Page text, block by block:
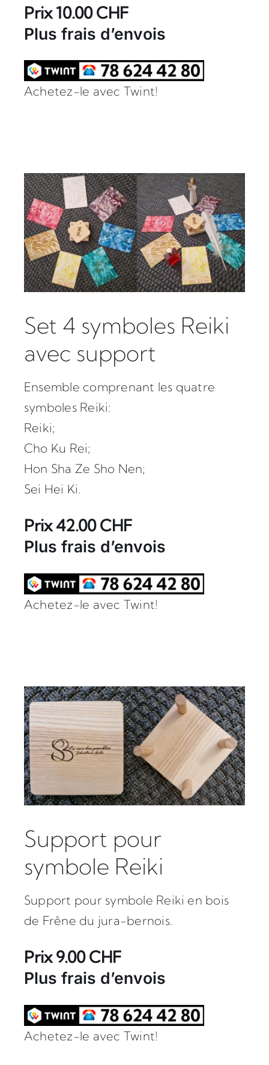
Prix 10.00 CHF
Plus frais d’envois
Achetez-le avec Twint!
Set 4 symboles Reiki
avec support
Ensemble comprenant les quatre
symboles Reiki:
Reiki;
Cho Ku Rei;
Hon Sha Ze Sho Nen;
Sei Hei Ki.
Prix 42.00 CHF
Plus frais d’envois
Achetez-le avec Twint!
Support pour
symbole Reiki
Support pour symbole Reiki en bois
de Frêne du jura-bernois.
Prix 9.00 CHF
Plus frais d’envois
Achetez-le avec Twint!